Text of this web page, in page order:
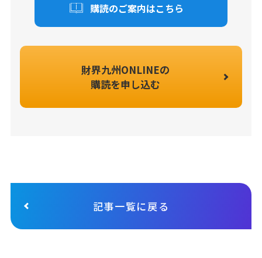
購読のご案内はこちら
財界九州ONLINEの
購読を申し込む
記事一覧に戻る